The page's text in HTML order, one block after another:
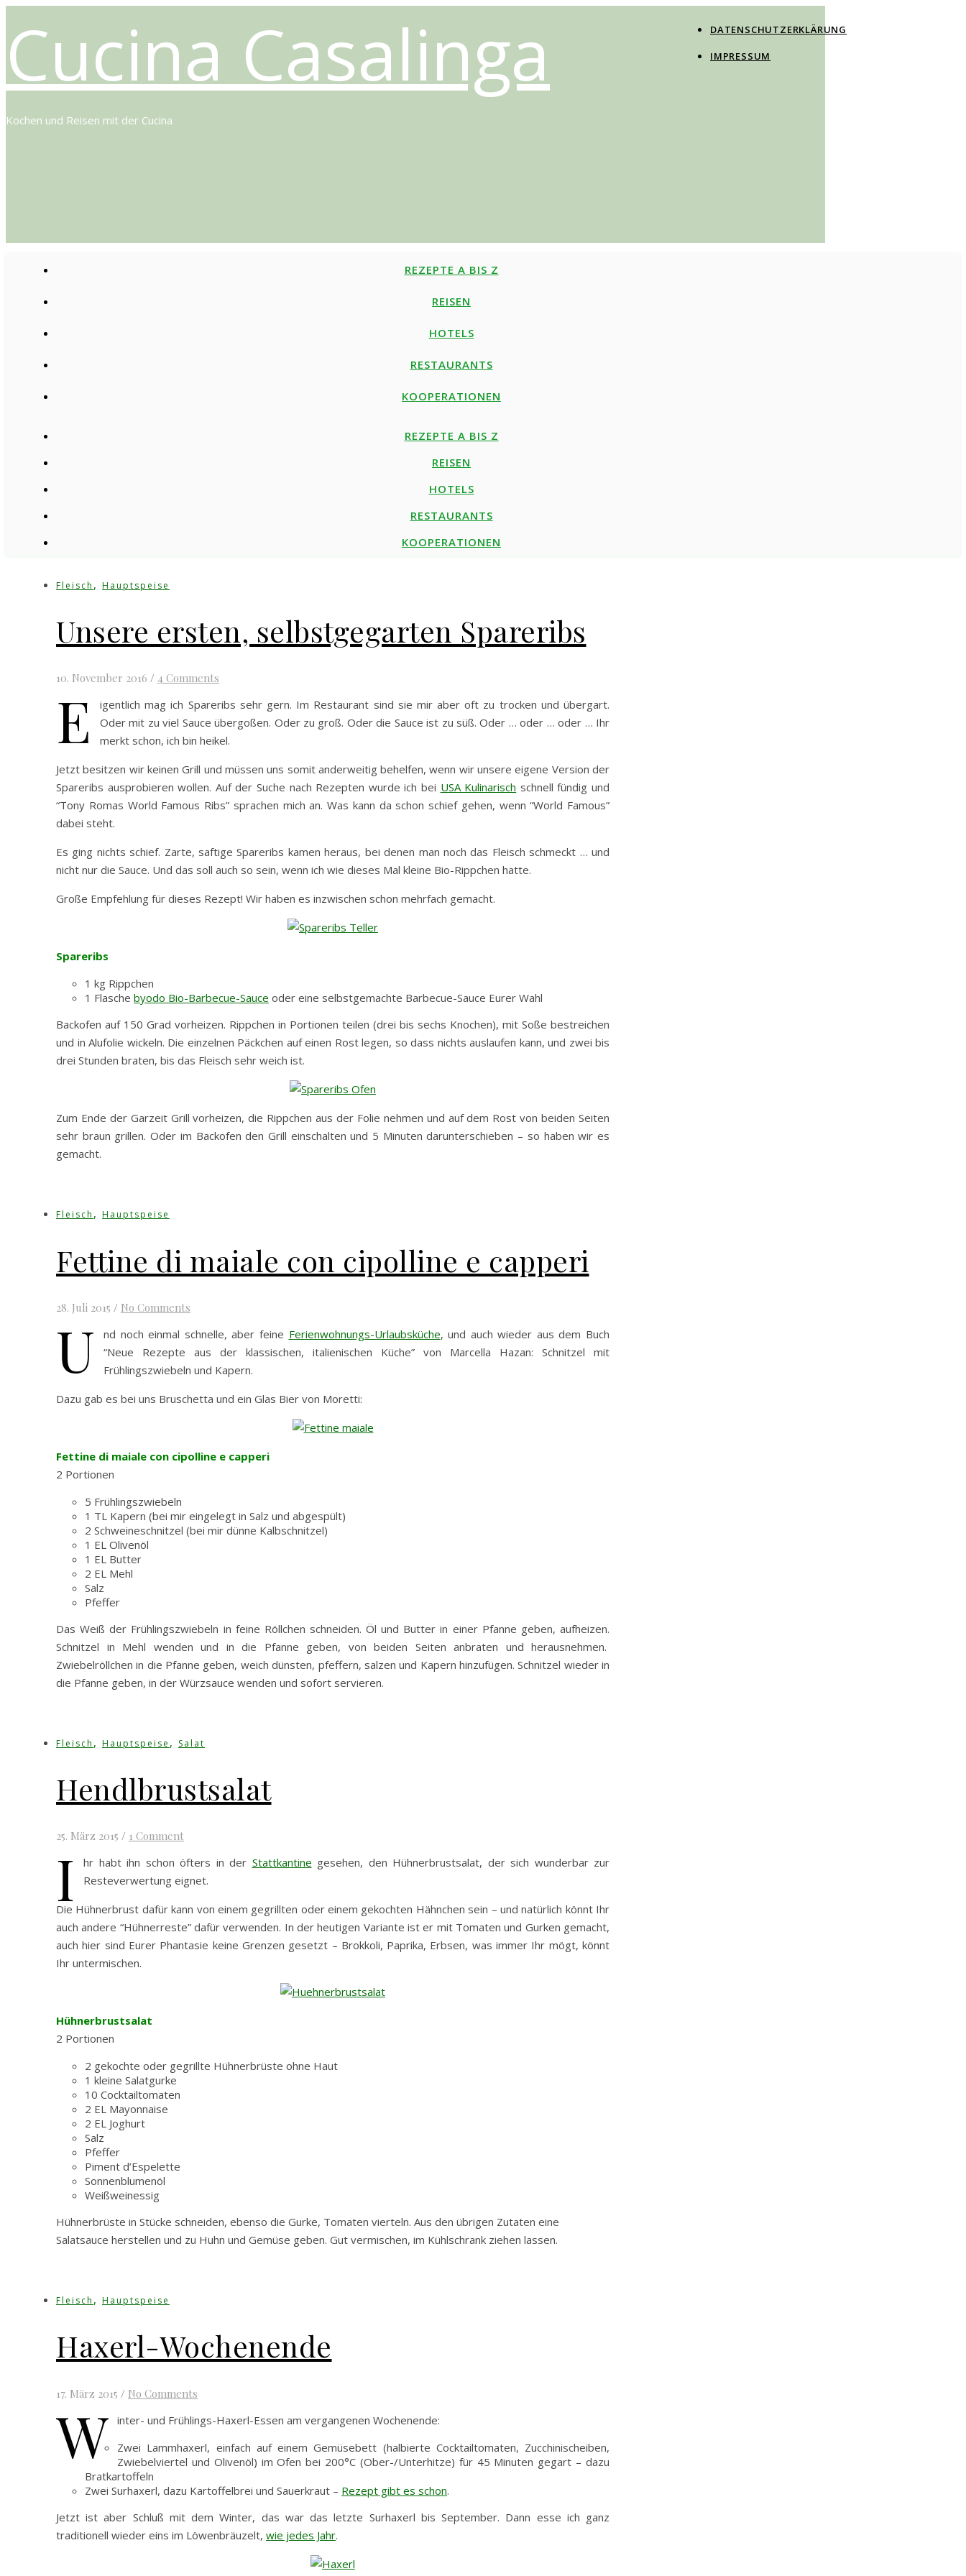
DATENSCHUTZERKLÄRUNG
IMPRESSUM
Cucina Casalinga
Kochen und Reisen mit der Cucina
REZEPTE A BIS Z
REISEN
HOTELS
RESTAURANTS
KOOPERATIONEN
REZEPTE A BIS Z
REISEN
HOTELS
RESTAURANTS
KOOPERATIONEN
Fleisch , Hauptspeise
Unsere ersten, selbstgegarten Spareribs
10. November 2016 / 4 Comments
E
igentlich mag ich Spareribs sehr gern. Im Restaurant sind sie mir aber oft zu trocken und übergart.
Oder mit zu viel Sauce übergoßen. Oder zu groß. Oder die Sauce ist zu süß. Oder … oder … oder … Ihr
merkt schon, ich bin heikel.
Jetzt besitzen wir keinen Grill und müssen uns somit anderweitig behelfen, wenn wir unsere eigene Version der
Spareribs ausprobieren wollen. Auf der Suche nach Rezepten wurde ich bei USA Kulinarisch schnell fündig und
“Tony Romas World Famous Ribs” sprachen mich an. Was kann da schon schief gehen, wenn “World Famous”
dabei steht.
Es ging nichts schief. Zarte, saftige Spareribs kamen heraus, bei denen man noch das Fleisch schmeckt … und
nicht nur die Sauce. Und das soll auch so sein, wenn ich wie dieses Mal kleine Bio-Rippchen hatte.
Große Empfehlung für dieses Rezept! Wir haben es inzwischen schon mehrfach gemacht.
Spareribs
1 kg Rippchen
1 Flasche byodo Bio-Barbecue-Sauce oder eine selbstgemachte Barbecue-Sauce Eurer Wahl
Backofen auf 150 Grad vorheizen. Rippchen in Portionen teilen (drei bis sechs Knochen), mit Soße bestreichen
und in Alufolie wickeln. Die einzelnen Päckchen auf einen Rost legen, so dass nichts auslaufen kann, und zwei bis
drei Stunden braten, bis das Fleisch sehr weich ist.
Zum Ende der Garzeit Grill vorheizen, die Rippchen aus der Folie nehmen und auf dem Rost von beiden Seiten
sehr braun grillen. Oder im Backofen den Grill einschalten und 5 Minuten darunterschieben – so haben wir es
gemacht.
Fleisch , Hauptspeise
Fettine di maiale con cipolline e capperi
28. Juli 2015 / No Comments
U nd noch einmal schnelle, aber feine Ferienwohnungs-Urlaubsküche, und auch wieder aus dem Buch
“Neue Rezepte aus der klassischen, italienischen Küche” von Marcella Hazan: Schnitzel mit
Frühlingszwiebeln und Kapern.
Dazu gab es bei uns Bruschetta und ein Glas Bier von Moretti:
Fettine di maiale con cipolline e capperi
2 Portionen
5 Frühlingszwiebeln
1 TL Kapern (bei mir eingelegt in Salz und abgespült)
2 Schweineschnitzel (bei mir dünne Kalbschnitzel)
1 EL Olivenöl
1 EL Butter
2 EL Mehl
Salz
Pfeffer
Das Weiß der Frühlingszwiebeln in feine Röllchen schneiden. Öl und Butter in einer Pfanne geben, aufheizen.
Schnitzel in Mehl wenden und in die Pfanne geben, von beiden Seiten anbraten und herausnehmen.
Zwiebelröllchen in die Pfanne geben, weich dünsten, pfeffern, salzen und Kapern hinzufügen. Schnitzel wieder in
die Pfanne geben, in der Würzsauce wenden und sofort servieren.
Fleisch , Hauptspeise , Salat
Hendlbrustsalat
25. März 2015 / 1 Comment
I hr habt ihn schon öfters in der Stattkantine gesehen, den Hühnerbrustsalat, der sich wunderbar zur
Resteverwertung eignet.
Die Hühnerbrust dafür kann von einem gegrillten oder einem gekochten Hähnchen sein – und natürlich könnt Ihr
auch andere “Hühnerreste” dafür verwenden. In der heutigen Variante ist er mit Tomaten und Gurken gemacht,
auch hier sind Eurer Phantasie keine Grenzen gesetzt – Brokkoli, Paprika, Erbsen, was immer Ihr mögt, könnt
Ihr untermischen.
Hühnerbrustsalat
2 Portionen
2 gekochte oder gegrillte Hühnerbrüste ohne Haut
1 kleine Salatgurke
10 Cocktailtomaten
2 EL Mayonnaise
2 EL Joghurt
Salz
Pfeffer
Piment d’Espelette
Sonnenblumenöl
Weißweinessig
Hühnerbrüste in Stücke schneiden, ebenso die Gurke, Tomaten vierteln. Aus den übrigen Zutaten eine
Salatsauce herstellen und zu Huhn und Gemüse geben. Gut vermischen, im Kühlschrank ziehen lassen.
Fleisch , Hauptspeise
Haxerl-Wochenende
17. März 2015 / No Comments
W inter- und Frühlings-Haxerl-Essen am vergangenen Wochenende:
Zwei Lammhaxerl, einfach auf einem Gemüsebett (halbierte Cocktailtomaten, Zucchinischeiben,
Zwiebelviertel und Olivenöl) im Ofen bei 200°C (Ober-/Unterhitze) für 45 Minuten gegart – dazu
Bratkartoffeln
Zwei Surhaxerl, dazu Kartoffelbrei und Sauerkraut – Rezept gibt es schon.
Jetzt ist aber Schluß mit dem Winter, das war das letzte Surhaxerl bis September. Dann esse ich ganz
traditionell wieder eins im Löwenbräuzelt, wie jedes Jahr.